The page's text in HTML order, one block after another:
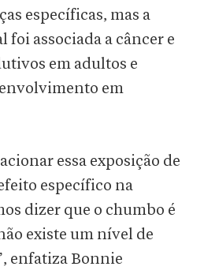
específicas, mas a
foi associada a câncer e
em adultos e
em
essa exposição de
específico na
dizer que o chumbo é
existe um nível de
enfatiza Bonnie